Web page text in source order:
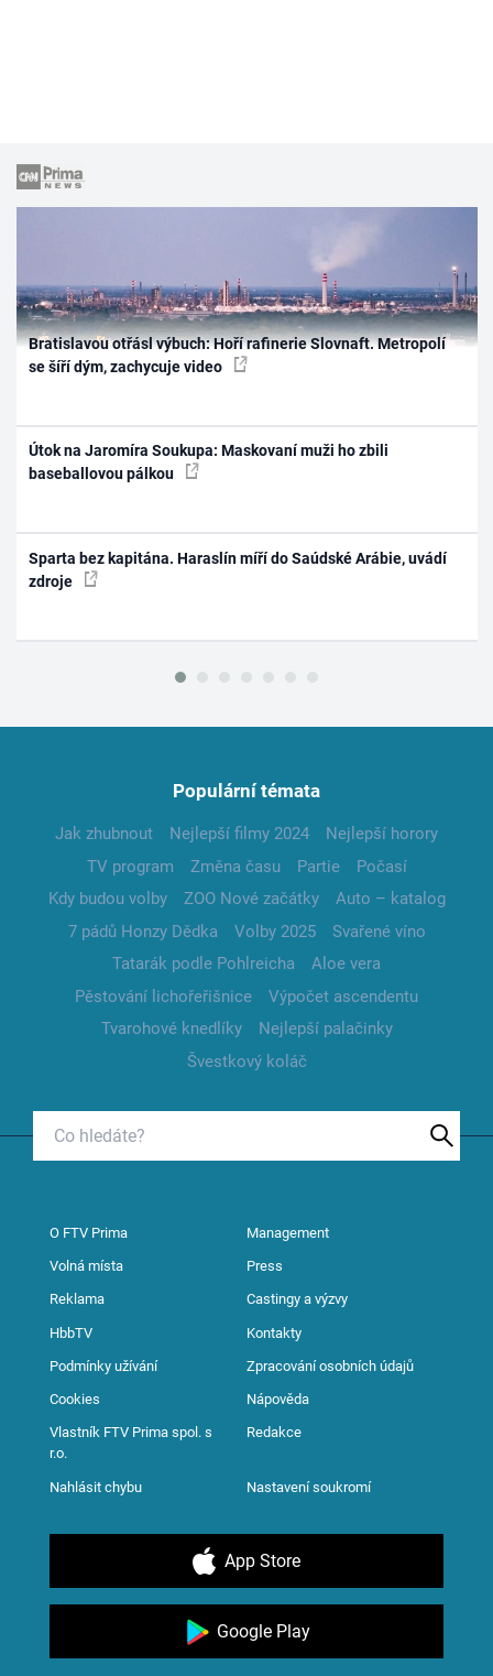
Bratislavou otřásl výbuch: Hoří rafinerie Slovnaft. Metropolí
se šíří dým, zachycuje video
Útok na Jaromíra Soukupa: Maskovaní muži ho zbili
baseballovou pálkou
Sparta bez kapitána. Haraslín míří do Saúdské Arábie, uvádí
zdroje
Populární témata
Jak zhubnout Nejlepší filmy 2024
Nejlepší horory
TV program
Změna času Partie
Počasí
Kdy budou volby
ZOO Nové začátky
Auto – katalog
7 pádů Honzy Dědka
Volby 2025
Svařené víno
Tatarák podle Pohlreicha
Aloe vera
Pěstování lichořeřišnice
Výpočet ascendentu
Tvarohové knedlíky
Nejlepší palačinky
Švestkový koláč
O FTV Prima Management
Volná místa Press
Reklama Castingy a výzvy
HbbTV Kontakty
Podmínky užívání Zpracování osobních údajů
Cookies Nápověda
Vlastník FTV Prima spol. s
r.o.
Redakce
Nahlásit chybu Nastavení soukromí
App Store
Google Play